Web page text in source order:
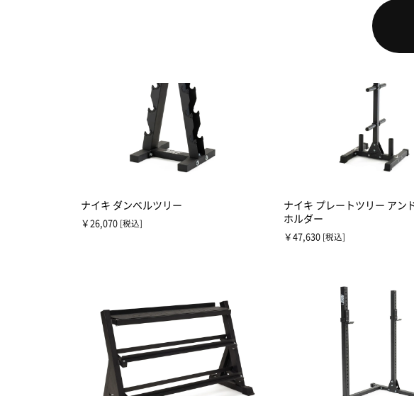
ナイキ ダンベルツリー
￥26,070 [税込]
ナイキ プレートツリー アン
ホルダー
￥47,630 [税込]